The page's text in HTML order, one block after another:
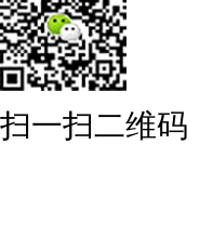
扫一扫二维码